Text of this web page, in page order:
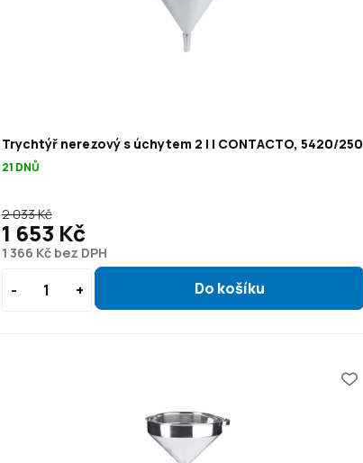
Trychtýř nerezový s úchytem 2 l | CONTACTO, 5420/250
21 DNŮ
1 366 Kč bez DPH
2 033 Kč
1 653 Kč